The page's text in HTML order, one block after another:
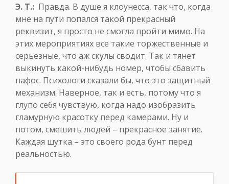
Э. Т.: Правда. В душе я клоунесса, так что, когда
мне на пути попался такой прекрасный
реквизит, я просто не смогла пройти мимо. На
этих мероприятиях все такие торжественные и
серьезные, что аж скулы сводит. Так и тянет
выкинуть какой-нибудь номер, чтобы сбавить
пафос. Психологи сказали бы, что это защитный
механизм. Наверное, так и есть, потому что я
глупо себя чувствую, когда надо изобразить
гламурную красотку перед камерами. Ну и
потом, смешить людей – прекрасное занятие.
Каждая шутка – это своего рода бунт перед
реальностью.